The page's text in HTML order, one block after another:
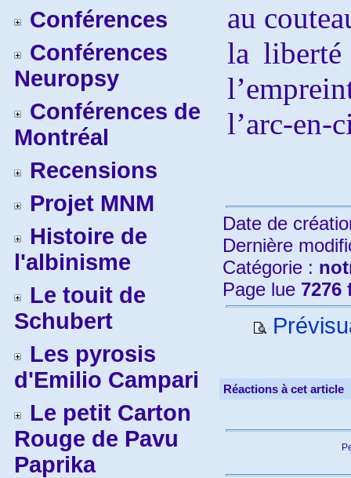
Conférences
Conférences
Neuropsy
Conférences de
Montréal
Recensions
Projet MNM
Histoire de
l'albinisme
Le touit de
Schubert
Les pyrosis
d'Emilio Campari
Le petit Carton
Rouge de Pavu
Paprika
au
la liberté
l’arc-en-
Date de
Dernière
Catégorie :
Page lue 7276
Réactions à cet article